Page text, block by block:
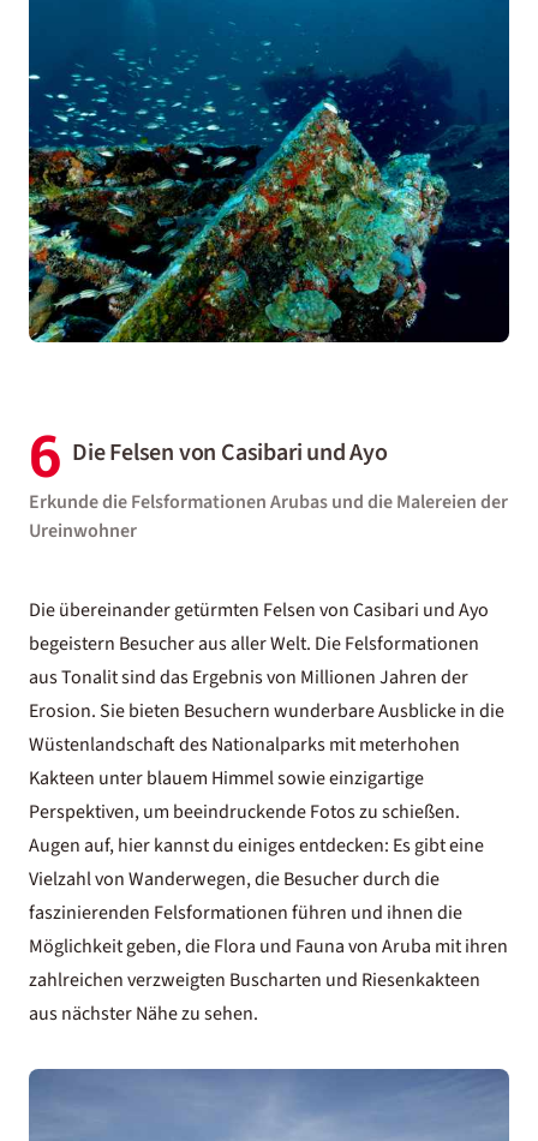
6 Die Felsen von Casibari und Ayo
Erkunde die Felsformationen Arubas und die Malereien der
Ureinwohner
Die übereinander getürmten Felsen von Casibari und Ayo
begeistern Besucher aus aller Welt. Die Felsformationen
aus Tonalit sind das Ergebnis von Millionen Jahren der
Erosion. Sie bieten Besuchern wunderbare Ausblicke in die
Wüstenlandschaft des Nationalparks mit meterhohen
Kakteen unter blauem Himmel sowie einzigartige
Perspektiven, um beeindruckende Fotos zu schießen.
Augen auf, hier kannst du einiges entdecken: Es gibt eine
Vielzahl von Wanderwegen, die Besucher durch die
faszinierenden Felsformationen führen und ihnen die
Möglichkeit geben, die Flora und Fauna von Aruba mit ihren
zahlreichen verzweigten Buscharten und Riesenkakteen
aus nächster Nähe zu sehen.